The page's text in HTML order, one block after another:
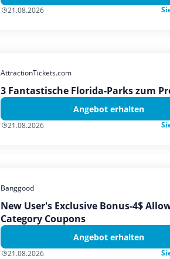
21.08.2026
AttractionTickets.com
3 Fantastische Florida-Parks zum
Angebot erhalten
21.08.2026
Banggood
New User's Exclusive Bonus-4$
Category Coupons
Angebot erhalten
21.08.2026